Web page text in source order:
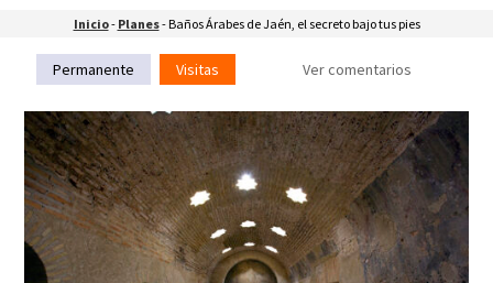
Inicio- Planes- Baños Árabes de Jaén, el secreto bajo tus pies
Permanente Visitas Ver comentarios